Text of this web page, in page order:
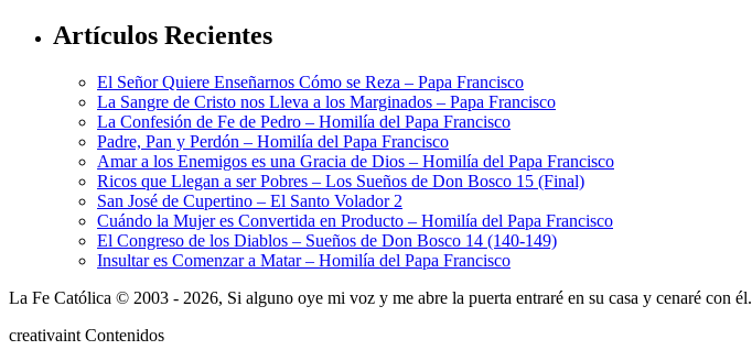
Artículos Recientes
El Señor Quiere Enseñarnos Cómo se Reza – Papa Francisco
La Sangre de Cristo nos Lleva a los Marginados – Papa Francisco
La Confesión de Fe de Pedro – Homilía del Papa Francisco
Padre, Pan y Perdón – Homilía del Papa Francisco
Amar a los Enemigos es una Gracia de Dios – Homilía del Papa Francisco
Ricos que Llegan a ser Pobres – Los Sueños de Don Bosco 15 (Final)
San José de Cupertino – El Santo Volador 2
Cuándo la Mujer es Convertida en Producto – Homilía del Papa Francisco
El Congreso de los Diablos – Sueños de Don Bosco 14 (140-149)
Insultar es Comenzar a Matar – Homilía del Papa Francisco
La Fe Católica © 2003 - 2026, Si alguno oye mi voz y me abre la puerta entraré en su casa y cenaré con él.
creativaint Contenidos